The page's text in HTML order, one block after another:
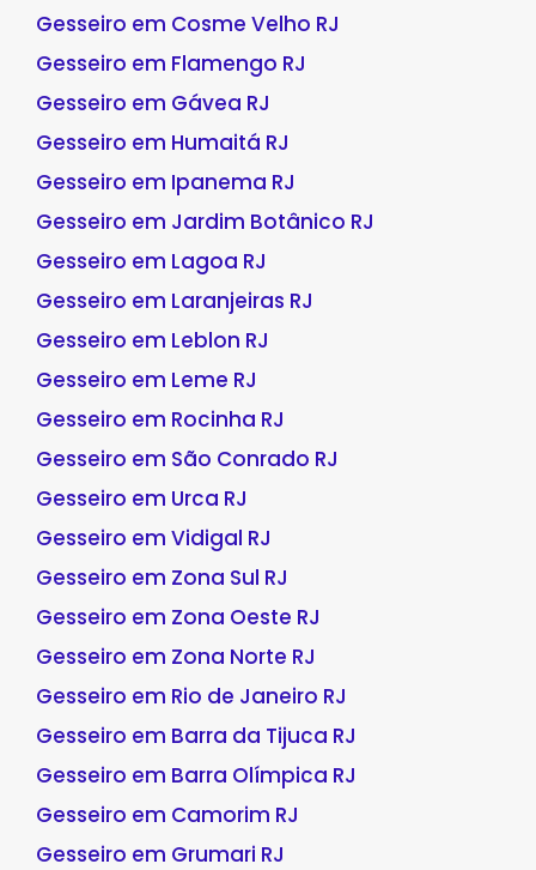
Gesseiro em Cosme Velho RJ
Gesseiro em Flamengo RJ
Gesseiro em Gávea RJ
Gesseiro em Humaitá RJ
Gesseiro em Ipanema RJ
Gesseiro em Jardim Botânico RJ
Gesseiro em Lagoa RJ
Gesseiro em Laranjeiras RJ
Gesseiro em Leblon RJ
Gesseiro em Leme RJ
Gesseiro em Rocinha RJ
Gesseiro em São Conrado RJ
Gesseiro em Urca RJ
Gesseiro em Vidigal RJ
Gesseiro em Zona Sul RJ
Gesseiro em Zona Oeste RJ
Gesseiro em Zona Norte RJ
Gesseiro em Rio de Janeiro RJ
Gesseiro em Barra da Tijuca RJ
Gesseiro em Barra Olímpica RJ
Gesseiro em Camorim RJ
Gesseiro em Grumari RJ